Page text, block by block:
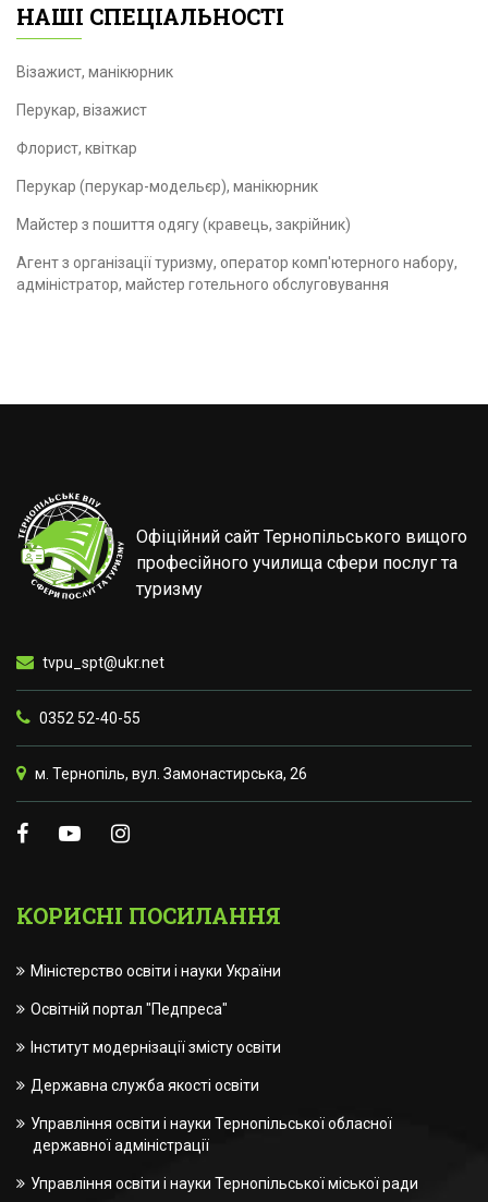
НАШІ СПЕЦІАЛЬНОСТІ
Візажист, манікюрник
Перукар, візажист
Флорист, квіткар
Перукар (перукар-модельєр), манікюрник
Майстер з пошиття одягу (кравець, закрійник)
Агент з організації туризму, оператор комп'ютерного набору,
адміністратор, майстер готельного обслуговування
Офіційний сайт Тернопільського вищого
професійного училища сфери послуг та
туризму
tvpu_spt@ukr.net
0352 52-40-55
м. Тернопіль, вул. Замонастирська, 26
КОРИСНІ ПОСИЛАННЯ
Міністерство освіти і науки України
Освітній портал "Педпреса"
Інститут модернізації змісту освіти
Державна служба якості освіти
Управління освіти і науки Тернопільської обласної
державної адміністрації
Управління освіти і науки Тернопільської міської ради